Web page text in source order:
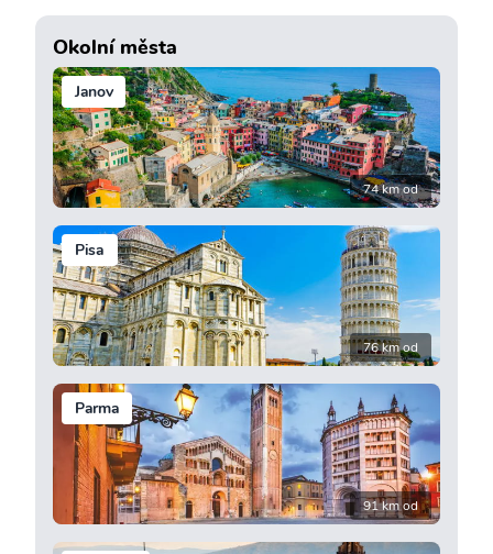
Okolní města
Janov
74 km od
Pisa
76 km od
Parma
91 km od